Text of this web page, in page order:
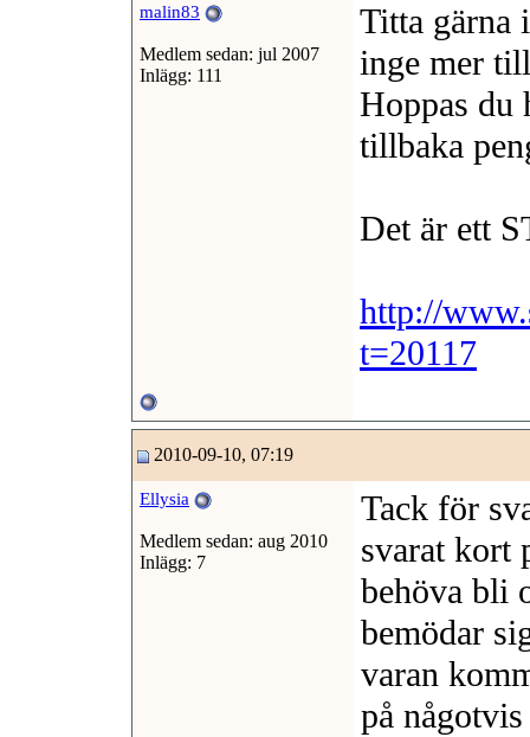
malin83
Medlem sedan: jul 2007
Inlägg: 111
Titta gärna
inge mer
Hoppas du
tillbaka
Det är ett
http://
t=20117
2010-09-10, 07:19
Ellysia
Medlem sedan: aug 2010
Inlägg: 7
Tack för
svarat kort
behöva bli
bemödar
varan
på